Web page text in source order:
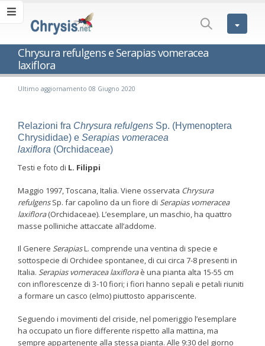
Chrysura refulgens e Serapias vomeracea
laxiflora
Ultimo aggiornamento 08 Giugno 2020
Relazioni fra Chrysura refulgens Sp. (Hymenoptera
Chrysididae) e Serapias vomeracea
laxiflora (Orchidaceae)
Testi e foto di L. Filippi
Maggio 1997, Toscana, Italia. Viene osservata Chrysura
refulgensSp. far capolino da un fiore di Serapiasvomeracea
laxiflora(Orchidaceae). L’esemplare, un maschio, ha quattro
masse polliniche attaccate all’addome.
Il Genere SerapiasL. comprende una ventina di specie e
sottospecie di Orchidee spontanee, di cui circa 7-8 presenti in
Italia. Serapiasvomeracea laxifloraè una pianta alta 15-55 cm
con inflorescenze di 3-10 fiori; i fiori hanno sepali e petali riuniti
a formare un casco (elmo) piuttosto appariscente.
Seguendo i movimenti del criside, nel pomeriggio l’esemplare
ha occupato un fiore differente rispetto alla mattina, ma
sempre appartenente alla stessa pianta. Alle 9:30 del giorno